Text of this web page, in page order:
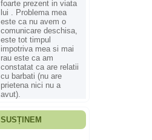
foarte prezent in viata
lui . Problema mea
este ca nu avem o
comunicare deschisa,
este tot timpul
impotriva mea si mai
rau este ca am
constatat ca are relatii
cu barbati (nu are
prietena nici nu a
avut).
Fiica mea s-a nascut
SUSȚINEM